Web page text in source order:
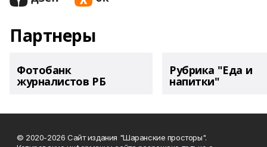
Партнеры
Фотобанк
журналистов РБ
Рубрика "Еда и
напитки"
© 2020-2026 Сайт издания "Шаранские просторы".